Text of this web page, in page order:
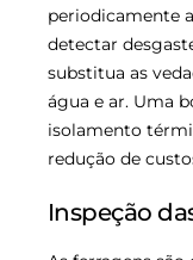
periodicamente
detectar
substitua as
água e ar. Uma
isolamento
redução de
Inspeção